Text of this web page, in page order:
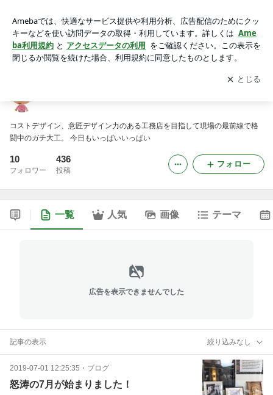
アプリをダウンロードして ブログの更新通知
を受け取りまし
ょう。
開く
コストデザイン、意匠デザイン力のある工務店を目指して現場の最前線で格
闘中のガチ大工。 今日もいっぱいいっぱい
10
フォロワー
436
投稿
フォロー
一覧 人気 画像 テーマ
広告を表示できませんでした
記事の表示 絞り込みなし
2019-07-01 12:25:35 ・ ブログ
怒涛の7月が始まりました！